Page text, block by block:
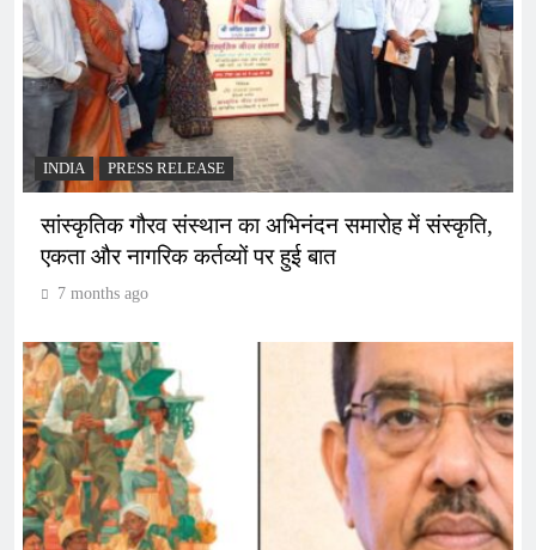
INDIA PRESS RELEASE
सांस्कृतिक गौरव संस्थान का अभिनंदन समारोह में संस्कृति,
एकता और नागरिक कर्तव्यों पर हुई बात
7 months ago